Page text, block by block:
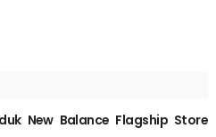
New Balance Flagship Store